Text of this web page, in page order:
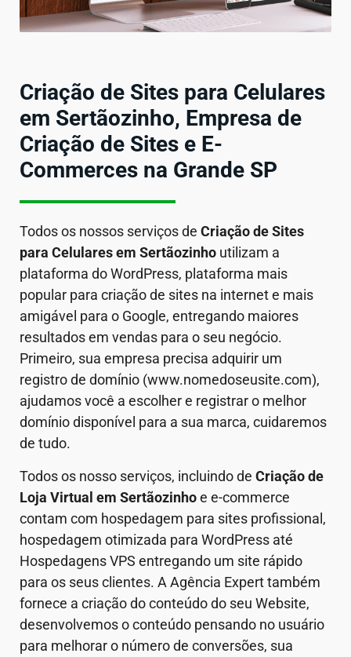
Criação de Sites para Celulares
em Sertãozinho, Empresa de
Criação de Sites e E-
Commerces na Grande SP
Todos os nossos serviços de Criação de Sites
para Celulares em Sertãozinho utilizam a
plataforma do WordPress, plataforma mais
popular para criação de sites na internet e mais
amigável para o Google, entregando maiores
resultados em vendas para o seu negócio.
Primeiro, sua empresa precisa adquirir um
registro de domínio (www.nomedoseusite.com),
ajudamos você a escolher e registrar o melhor
domínio disponível para a sua marca, cuidaremos
de tudo.
Todos os nosso serviços, incluindo de Criação de
Loja Virtual em Sertãozinhoe e-commerce
contam com hospedagem para sites profissional,
hospedagem otimizada para WordPress até
Hospedagens VPS entregando um site rápido
para os seus clientes. A Agência Expert também
fornece a criação do conteúdo do seu Website,
desenvolvemos o conteúdo pensando no usuário
para melhorar o número de conversões, sua